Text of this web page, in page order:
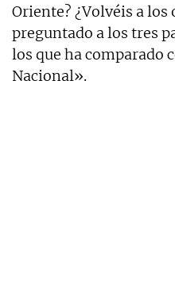
Oriente? ¿Volvéis a los
preguntado a los tres
los que ha comparado
Nacional».